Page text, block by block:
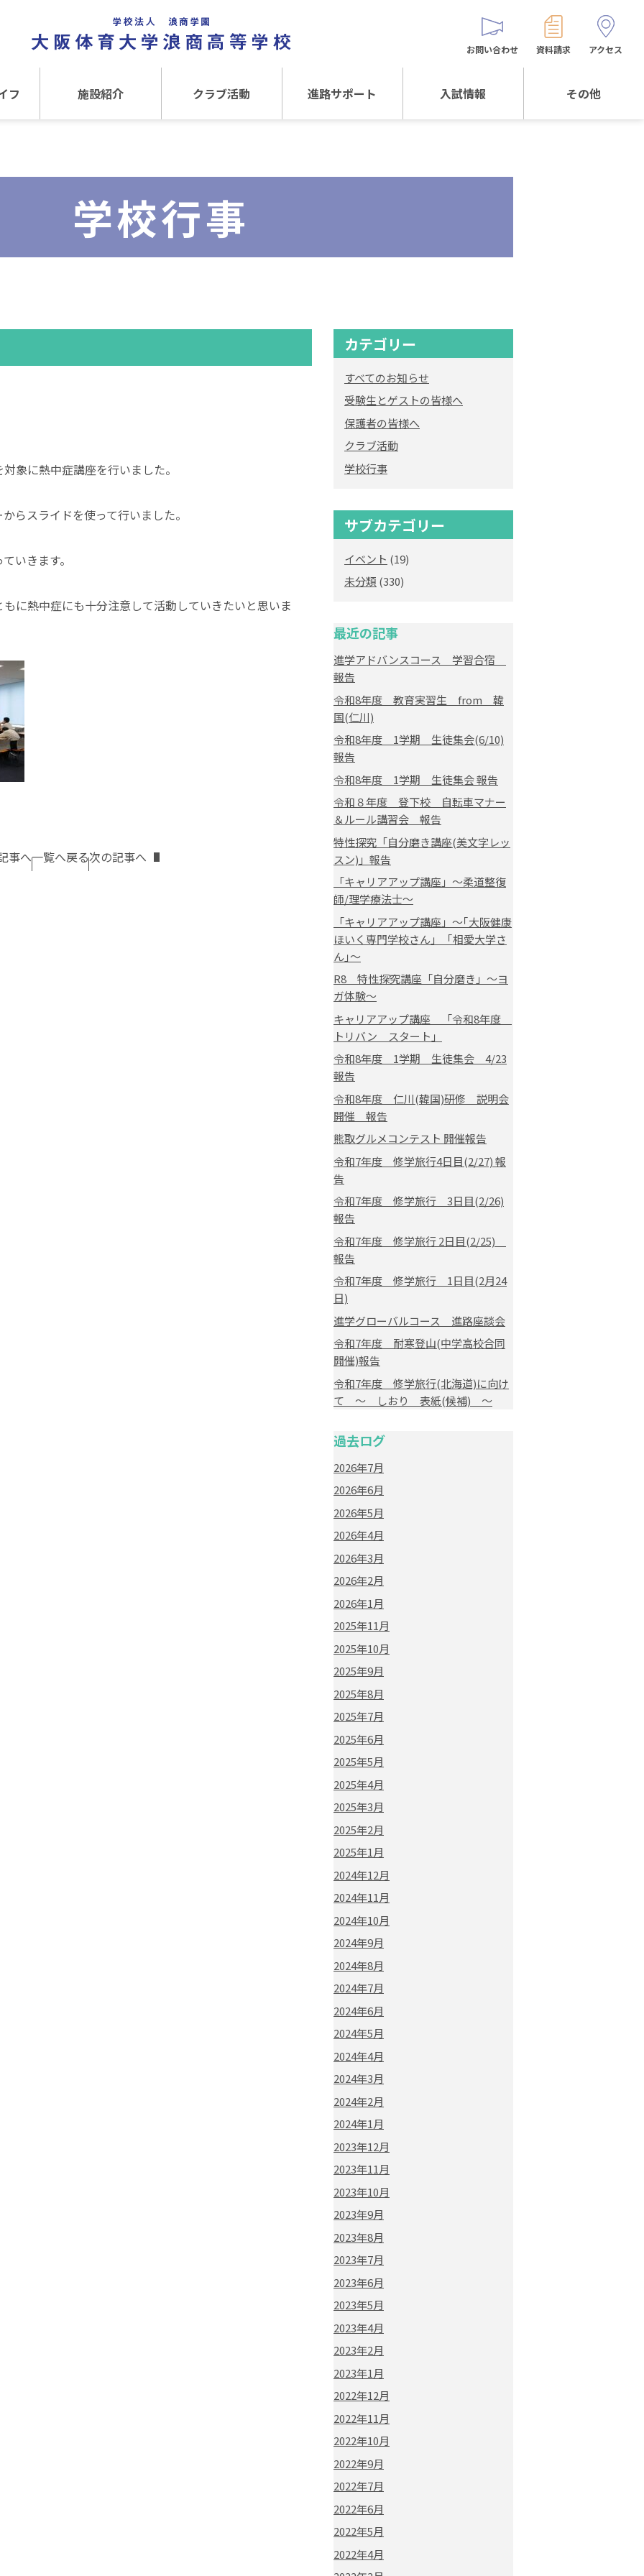
フ 施設紹介 クラブ活動
文化クラブ
進路サポート 入試情報 その他
お問い合わせ 資料請求 アクセス
学校行事
象に熱中症講座を行いました。
らスライドを使って行いました。
いきます。
に熱中症にも十分注意して活動していきたいと思いま
事へ一覧へ戻る次の記事へ
カテゴリー
すべてのお知らせ
受験生とゲストの皆様へ
保護者の皆様へ
クラブ活動
学校行事
サブカテゴリー
イベント (19)
未分類 (330)
最近の記事
進学アドバンスコース 学習合宿
報告
令和8年度 教育実習生 from 韓
国(仁川)
令和8年度 1学期 生徒集会(6/10)
報告
令和8年度 1学期 生徒集会 報告
令和８年度 登下校 自転車マナー
＆ルール講習会 報告
特性探究「自分磨き講座(美文字レッ
スン)」報告
「キャリアアップ講座」～柔道整復
師/理学療法士～
「キャリアアップ講座」～｢大阪健康
ほいく専門学校さん｣ ｢相愛大学さ
ん｣～
R8 特性探究講座「自分磨き」～ヨ
ガ体験～
キャリアアップ講座 「令和8年度
トリバン スタート」
令和8年度 1学期 生徒集会 4/23
報告
令和8年度 仁川(韓国)研修 説明会
開催 報告
熊取グルメコンテスト 開催報告
令和7年度 修学旅行4日目(2/27) 報
告
令和7年度 修学旅行 3日目(2/26)
報告
令和7年度 修学旅行 2日目(2/25)
報告
令和7年度 修学旅行 1日目(2月24
日)
進学グローバルコース 進路座談会
令和7年度 耐寒登山(中学高校合同
開催)報告
令和7年度 修学旅行(北海道)に向け
て ～ しおり 表紙(候補) ～
過去ログ
2026年7月
2026年6月
2026年5月
2026年4月
2026年3月
2026年2月
2026年1月
2025年11月
2025年10月
2025年9月
2025年8月
2025年7月
2025年6月
2025年5月
2025年4月
2025年3月
2025年2月
2025年1月
2024年12月
2024年11月
2024年10月
2024年9月
2024年8月
2024年7月
2024年6月
2024年5月
2024年4月
2024年3月
2024年2月
2024年1月
2023年12月
2023年11月
2023年10月
2023年9月
2023年8月
2023年7月
2023年6月
2023年5月
2023年4月
2023年2月
2023年1月
2022年12月
2022年11月
2022年10月
2022年9月
2022年7月
2022年6月
2022年5月
2022年4月